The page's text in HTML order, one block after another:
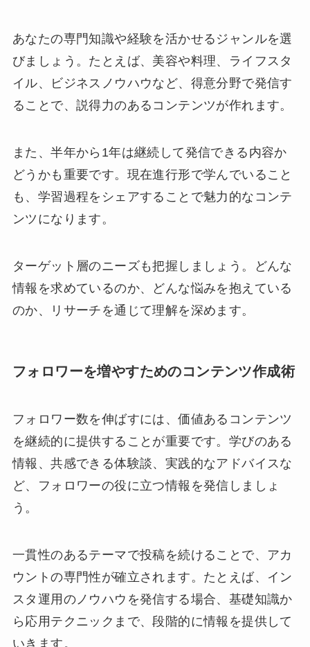
あなたの専門知識や経験を活かせるジャンルを選
びましょう。たとえば、美容や料理、ライフスタ
イル、ビジネスノウハウなど、得意分野で発信す
ることで、説得力のあるコンテンツが作れます。
また、半年から1年は継続して発信できる内容か
どうかも重要です。現在進行形で学んでいること
も、学習過程をシェアすることで魅力的なコンテ
ンツになります。
ターゲット層のニーズも把握しましょう。どんな
情報を求めているのか、どんな悩みを抱えている
のか、リサーチを通じて理解を深めます。
フォロワーを増やすためのコンテンツ作成術
フォロワー数を伸ばすには、価値あるコンテンツ
を継続的に提供することが重要です。学びのある
情報、共感できる体験談、実践的なアドバイスな
ど、フォロワーの役に立つ情報を発信しましょ
う。
一貫性のあるテーマで投稿を続けることで、アカ
ウントの専門性が確立されます。たとえば、イン
スタ運用のノウハウを発信する場合、基礎知識か
ら応用テクニックまで、段階的に情報を提供して
いきます。